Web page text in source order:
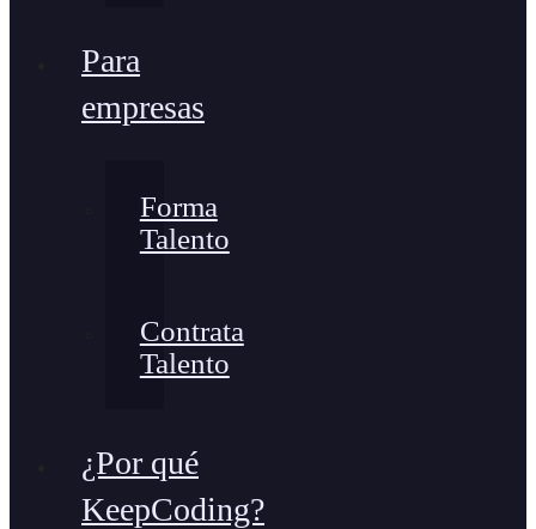
Para
empresas
Forma
Talento
Contrata
Talento
¿Por qué
KeepCoding?